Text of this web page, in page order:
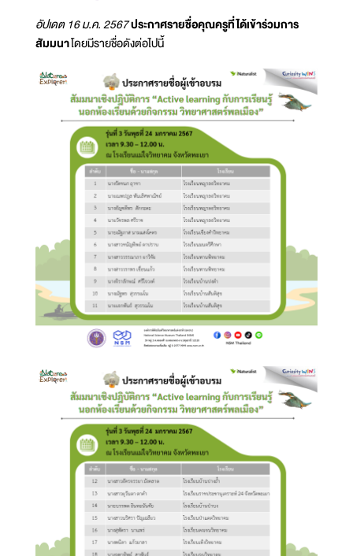
อัปเดต 16 ม.ค. 2567ประกาศรายชื่อคุณครูที่ได้เข้าร่วมการ
สัมมนาโดยมีรายชื่อดังต่อไปนี้